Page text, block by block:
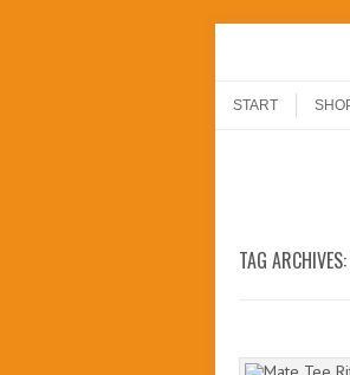
START
TAG ARCHIVES: